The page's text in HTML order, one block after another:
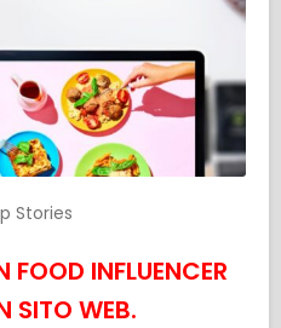
Stories
FOOD INFLUENCER
SITO WEB.